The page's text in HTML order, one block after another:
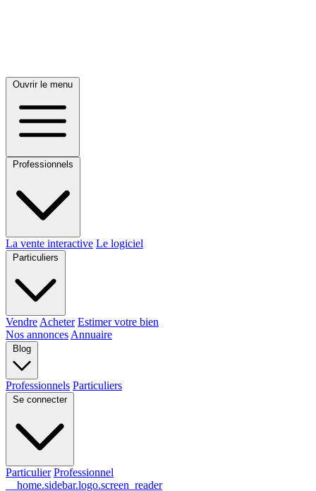
Ouvrir le menu
Professionnels
La vente interactive Le logiciel
Particuliers
Vendre Acheter Estimer votre bien
Nos annonces Annuaire
Blog
Professionnels Particuliers
Se connecter
Particulier Professionnel
__home.sidebar.logo.screen_reader